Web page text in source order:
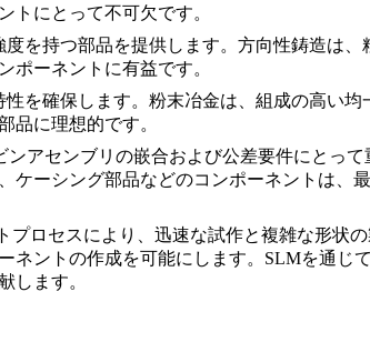
トにとって不可欠です。
を持つ部品を提供します。 方向性鋳造は、
ポーネントに有益です。
を確保します。 粉末冶金は、組成の高い均
品に理想的です。
アセンブリの嵌合および公差要件にとって
ーシング部品などのコンポーネントは、
プロセスにより、迅速な試作と複雑な形状
ネントの作成を可能にします。SLMを通
します。